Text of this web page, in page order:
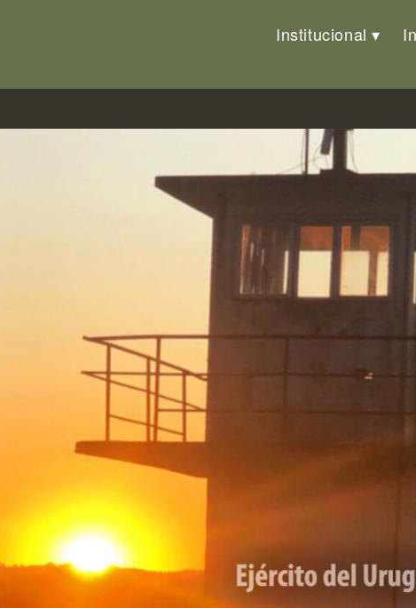
Institucional